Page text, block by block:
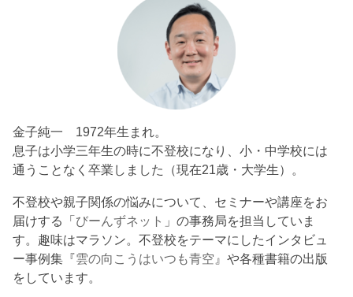
金子純一 1972年生まれ。
息子は小学三年生の時に不登校になり、小・中学校には
通うことなく卒業しました（現在21歳・大学生）。
不登校や親子関係の悩みについて、セミナーや講座をお
届けする「びーんずネット 」の事務局を担当していま
す。趣味はマラソン。不登校をテーマにしたインタビュ
ー事例集『雲の向こうはいつも青空 』や各種書籍の出版
をしています。